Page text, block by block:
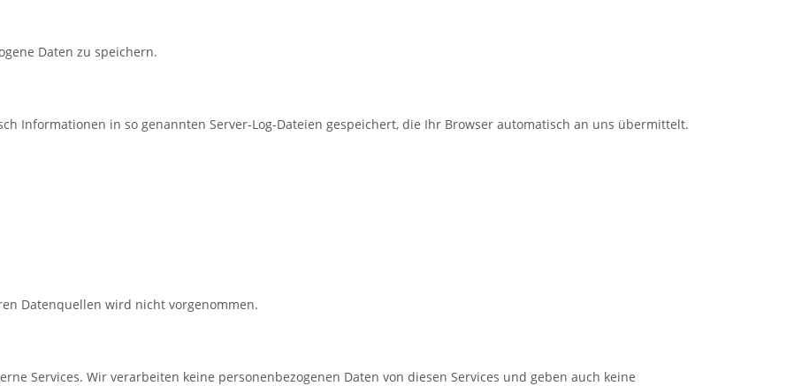
Daten zu speichern.
Informationen in so genannten Server-Log-Dateien gespeichert, die Ihr Browser automatisch an uns übermittelt.
Datenquellen wird nicht vorgenommen.
Services. Wir verarbeiten keine personenbezogenen Daten von diesen Services und geben auch keine